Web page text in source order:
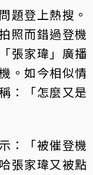
題登上熱搜。
照而錯過登機
張家瑋」廣播
。如今相似情
：「怎麼又是
：「被催登機
張家瑋又被點